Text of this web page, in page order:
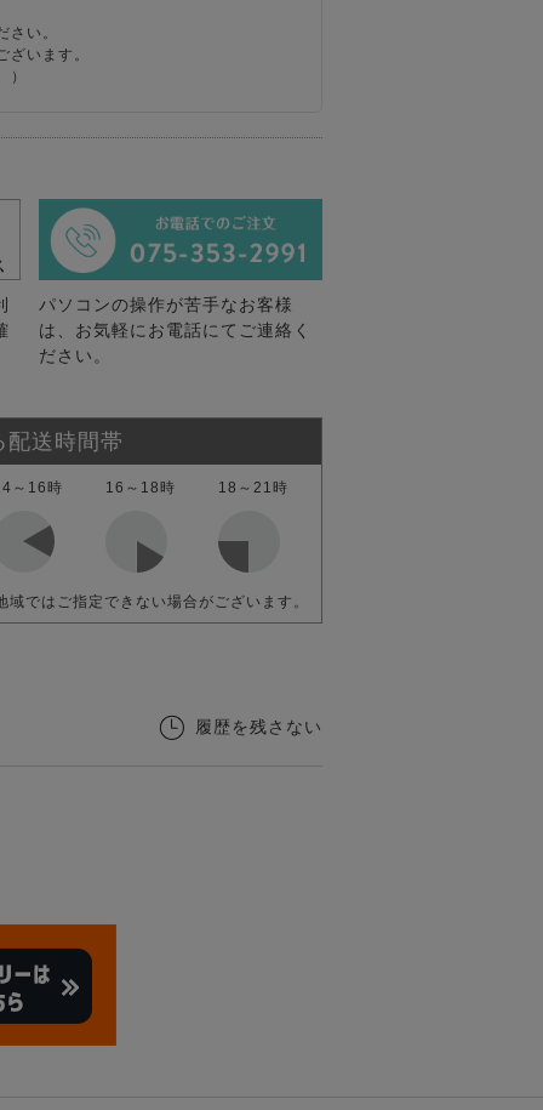
い。
います。
）
パソコンの操作が苦手なお客様
は、お気軽にお電話にてご連絡く
ださい。
配送時間帯
～16時 16～18時 18～21時
域ではご指定できない場合がございます。
履歴を残さない